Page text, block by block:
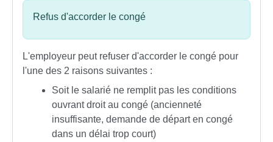
Refus d'accorder le congé
L'employeur peut refuser d'accorder le congé pour
l'une des 2 raisons suivantes :
Soit le salarié ne remplit pas les conditions
ouvrant droit au congé (ancienneté
insuffisante, demande de départ en congé
dans un délai trop court)